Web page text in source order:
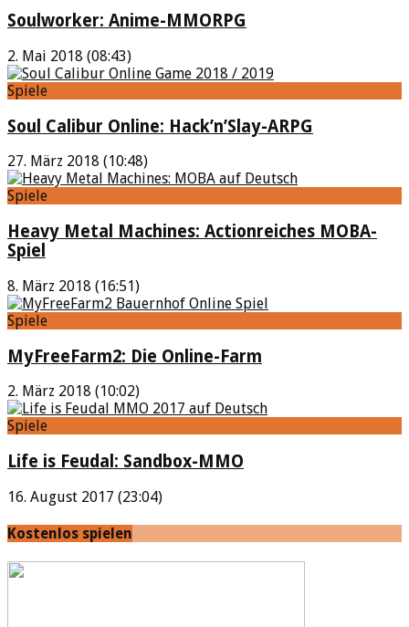
Soulworker: Anime-MMORPG
2. Mai 2018 (08:43)
Spiele
Soul Calibur Online: Hack’n’Slay-ARPG
27. März 2018 (10:48)
Spiele
Heavy Metal Machines: Actionreiches MOBA-
Spiel
8. März 2018 (16:51)
Spiele
MyFreeFarm2: Die Online-Farm
2. März 2018 (10:02)
Spiele
Life is Feudal: Sandbox-MMO
16. August 2017 (23:04)
Kostenlos spielen